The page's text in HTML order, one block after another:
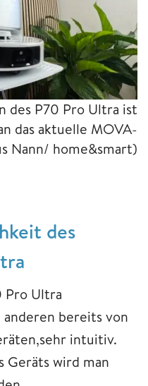
des P70 Pro Ultra ist
das aktuelle MOVA-
Nann/ home&smart)
des
Pro Ultra
bereits von
intuitiv.
Geräts wird man